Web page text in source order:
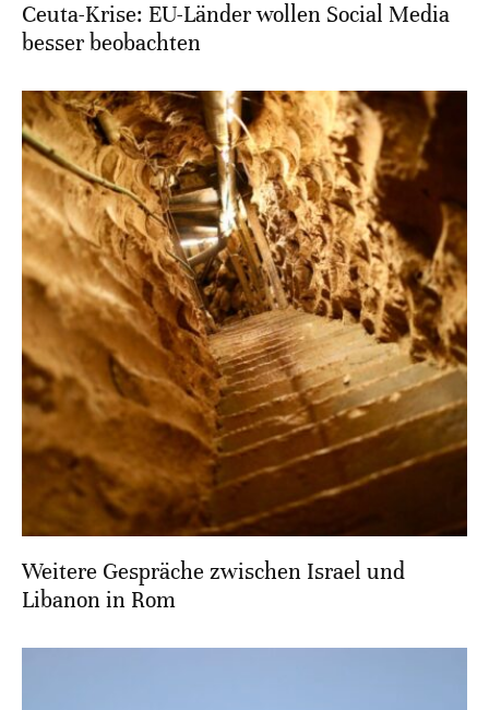
Ceuta-Krise: EU-Länder wollen Social Media
besser beobachten
Weitere Gespräche zwischen Israel und
Libanon in Rom